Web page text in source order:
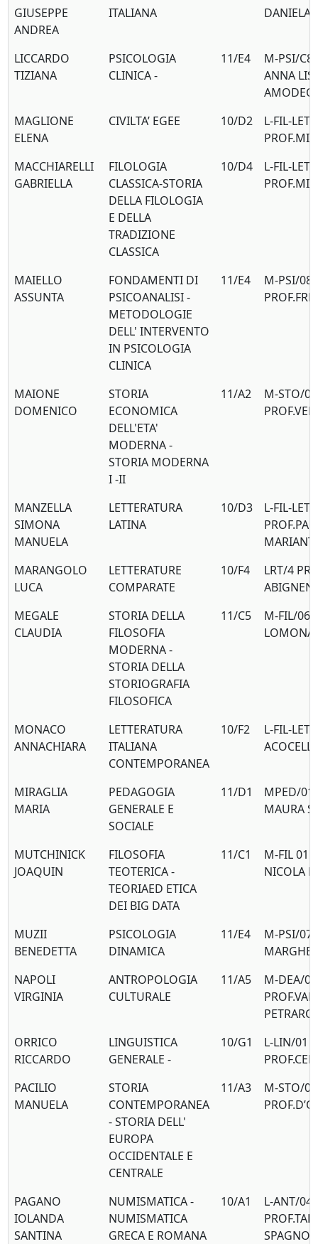
GIUSEPPE
ANDREA
ITALIANA
DANIELA
LICCARDO
TIZIANA
PSICOLOGIA
CLINICA -
11/E4
M-PSI/C8
ANNA
AMODEO
MAGLIONE
ELENA
CIVILTA’ EGEE 10/D2
L-FIL-
MACCHIARELLI
GABRIELLA
FILOLOGIA
CLASSICA-STORIA
DELLA FILOLOGIA
E DELLA
TRADIZIONE
CLASSICA
10/D4
L-FIL-
MAIELLO
ASSUNTA
FONDAMENTI DI
PSICOANALISI -
METODOLOGIE
DELL' INTERVENTO
IN PSICOLOGIA
CLINICA
11/E4
M-PSI/08
MAIONE
DOMENICO
STORIA
ECONOMICA
DELL'ETA'
MODERNA -
STORIA MODERNA
I -II
11/A2
M-STO/02
MANZELLA
SIMONA
MANUELA
LETTERATURA
LATINA
10/D3
L-FIL-
MARANGOLO
LUCA
LETTERATURE
COMPARATE
10/F4
LRT/4
MEGALE
CLAUDIA
STORIA DELLA
FILOSOFIA
MODERNA -
STORIA DELLA
STORIOGRAFIA
FILOSOFICA
11/C5
M-FIL/06
MONACO
ANNACHIARA
LETTERATURA
ITALIANA
CONTEMPORANEA
10/F2
L-FIL-
MIRAGLIA
MARIA
PEDAGOGIA
GENERALE E
SOCIALE
11/D1
MPED/01
MAURA
MUTCHINICK
JOAQUIN
FILOSOFIA
TEOTERICA -
TEORIAED ETICA
DEI BIG DATA
11/C1
M-FIL 01
NICOLA
MUZII
BENEDETTA
PSICOLOGIA
DINAMICA
11/E4
M-PSI/07
NAPOLI
VIRGINIA
ANTROPOLOGIA
CULTURALE
11/A5
M-DEA/01
ORRICO
RICCARDO
LINGUISTICA
GENERALE -
10/G1
L-LIN/01
PACILIO
MANUELA
STORIA
CONTEMPORANEA
- STORIA DELL'
EUROPA
OCCIDENTALE E
CENTRALE
11/A3
M-STO/04
PAGANO
IOLANDA
SANTINA
NUMISMATICA -
NUMISMATICA
GRECA E ROMANA
10/A1
L-ANT/04